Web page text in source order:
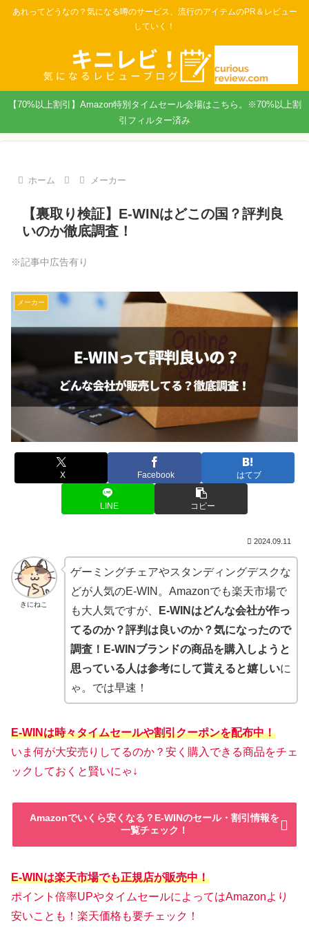
あれってどうなの？気になる噂のサービス、流行のアイテムのPR＆レビュー
していく！
【70%以上割引】Amazon特別タイムセール会場はこちら。※70%以上割
引フィルター済み
ホーム メーカー
【裏取り検証】E-WINはどこの国？評判良
いのか徹底調査！
※記事中広告有り
メーカー
X Facebook はてブ
LINE コピー
2024.09.11
きにねこ
ゲーミングチェアやスタンディングデスクな
どが人気のE-WIN。Amazonでも楽天市場で
も大人気ですが、
E-WINはどんな会社が作っ
てるのか？評判は良いのか？気になったので
調査！E-WINブランドの商品を購入しようと
思っている人は参考にして貰えると嬉しいに
ゃ。では早速！
E-WINは時々タイムセールや割引クーポンを配布中！
いま何が大安売りしてるのか？安く購入できる商品をチェ
ックしておくと賢いにゃ↓
Amazonでいくら安くなる？E-WINのセール・割引情報を
一覧チェック！
E-WINは楽天市場でも正規店が販売中！
ポイント倍率UPやタイムセールによってはAmazonより
安いことも！楽天価格も要チェック！